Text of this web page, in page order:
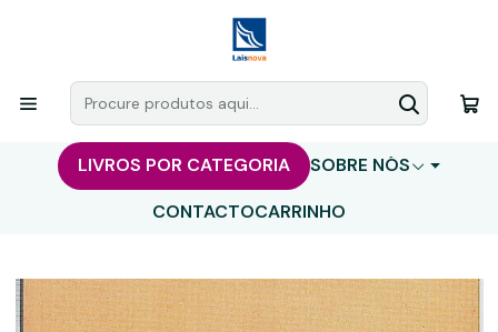
LIVROS POR CATEGORIA
SOBRE NÓS
CONTACTOCARRINHO